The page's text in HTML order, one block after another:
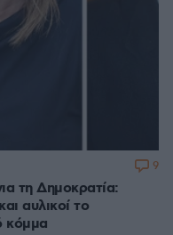
τη Δημοκρατία:
αυλικοί το
κόμμα
9